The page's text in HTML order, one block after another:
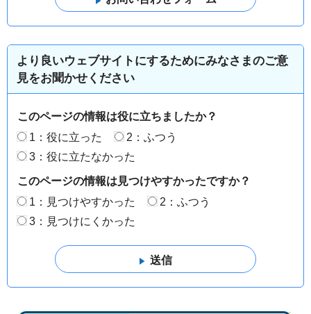
より良いウェブサイトにするためにみなさまのご意
見をお聞かせください
このページの情報は役に立ちましたか？
1：役に立った
2：ふつう
3：役に立たなかった
このページの情報は見つけやすかったですか？
1：見つけやすかった
2：ふつう
3：見つけにくかった